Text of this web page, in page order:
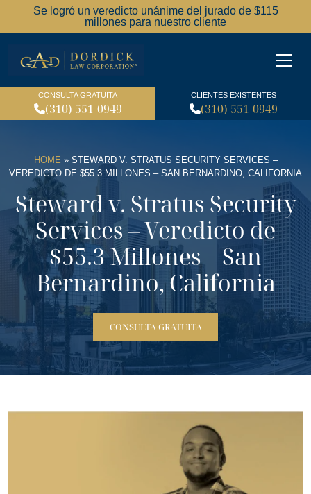
Se logró un veredicto unánime del jurado de $115
millones para nuestro cliente
Dordick Law Corporation
CONSULTA GRATUITA
(310) 551-0949
CLIENTES EXISTENTES
(310) 551-0949
HOME » STEWARD V. STRATUS SECURITY SERVICES –
VEREDICTO DE $55.3 MILLONES – SAN BERNARDINO, CALIFORNIA
Steward v. Stratus Security
Services – Veredicto de
$55.3 Millones – San
Bernardino, California
CONSULTA GRATUITA